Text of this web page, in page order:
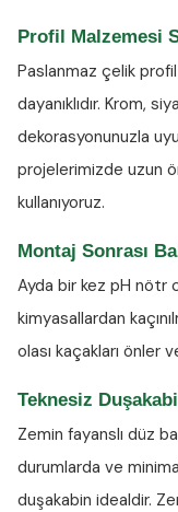
Profil Malzemesi
Paslanmaz çelik
dayanıklıdır. Krom,
dekorasyonunuzla
projelerimizde uzun
kullanıyoruz.
Montaj Sonrası
Ayda bir kez pH nötr
kimyasallardan
olası kaçakları önler
Teknesiz
Zemin fayanslı düz
durumlarda ve
duşakabin idealdir.